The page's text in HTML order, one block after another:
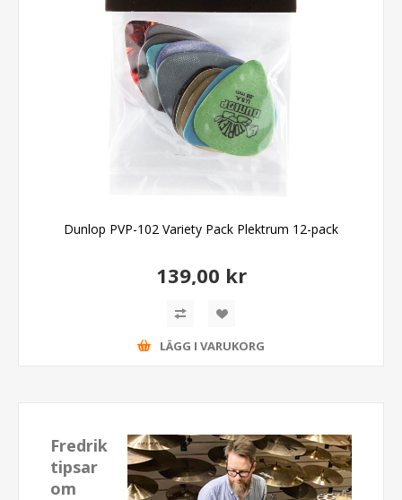
Dunlop PVP-102 Variety Pack Plektrum 12-pack
139,00 kr
LÄGG I VARUKORG
Fredrik
tipsar
om